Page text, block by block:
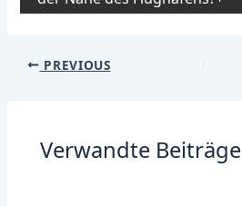
Post
PREVIOUS
Verwandte Beiträge